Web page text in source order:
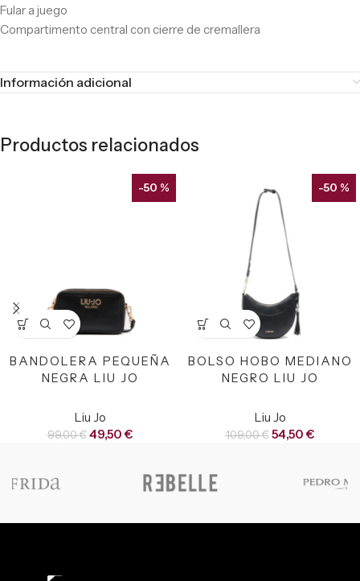
Fular a juego
Compartimento central con cierre de cremallera
Información adicional
Productos relacionados
-50 %
BANDOLERA PEQUEÑA
NEGRA LIU JO
Liu Jo
99,00€ 49,50 €
-50 %
BOLSO HOBO MEDIANO
NEGRO LIU JO
Liu Jo
109,00€ 54,50 €